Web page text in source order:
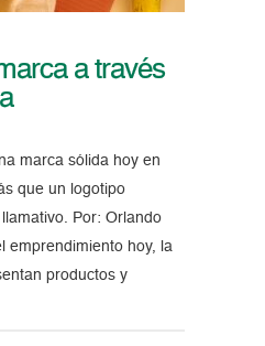
a través
marca sólida hoy en
que un logotipo
Por: Orlando
emprendimiento hoy, la
productos y